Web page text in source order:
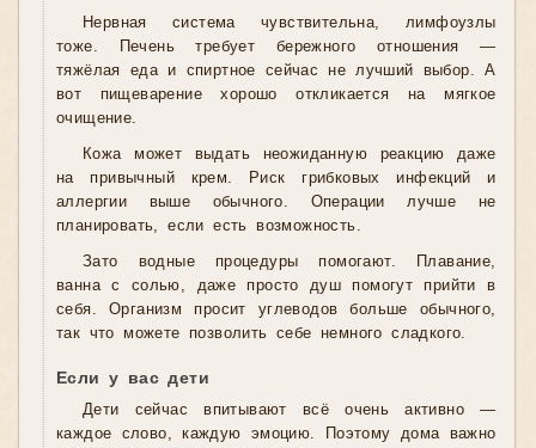
Нервная система чувствительна, лимфоузлы
тоже. Печень требует бережного отношения —
тяжёлая еда и спиртное сейчас не лучший выбор. А
вот пищеварение хорошо откликается на мягкое
очищение.
Кожа может выдать неожиданную реакцию даже
на привычный крем. Риск грибковых инфекций и
аллергии выше обычного. Операции лучше не
планировать, если есть возможность.
Зато водные процедуры помогают. Плавание,
ванна с солью, даже просто душ помогут прийти в
себя. Организм просит углеводов больше обычного,
так что можете позволить себе немного сладкого.
Если у вас дети
Дети сейчас впитывают всё очень активно —
каждое слово, каждую эмоцию. Поэтому дома важно